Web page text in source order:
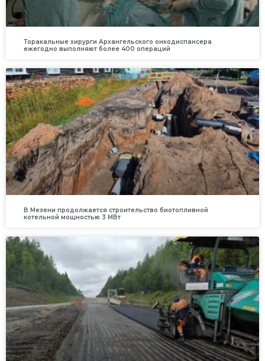
Торакальные хирурги Архангельского онкодиспансера
ежегодно выполняют более 400 операций
В Мезени продолжается строительство биотопливной
котельной мощностью 3 МВт